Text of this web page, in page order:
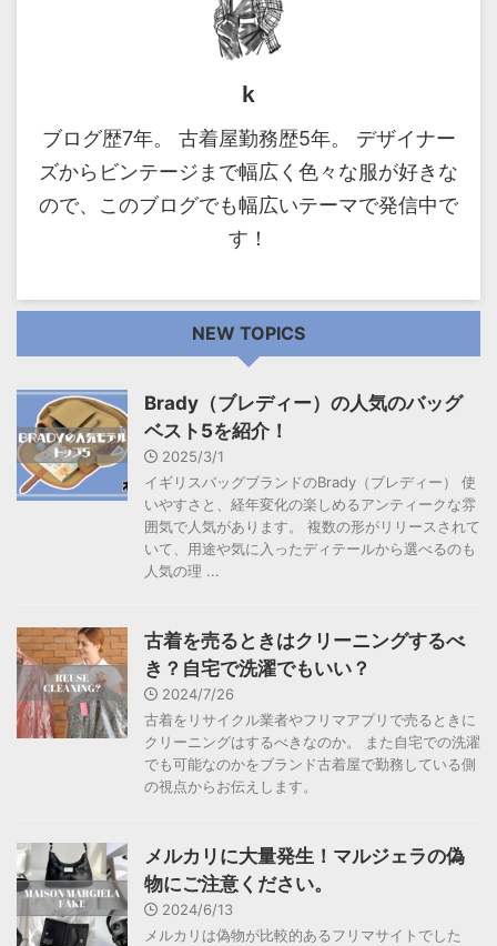
k
ブログ歴7年。 古着屋勤務歴5年。 デザイナー
ズからビンテージまで幅広く色々な服が好きな
ので、このブログでも幅広いテーマで発信中で
す！
NEW TOPICS
Brady（ブレディー）の人気のバッグ
ベスト5を紹介！
2025/3/1
イギリスバッグブランドのBrady（ブレディー） 使
いやすさと、経年変化の楽しめるアンティークな雰
囲気で人気があります。 複数の形がリリースされて
いて、用途や気に入ったディテールから選べるのも
人気の理 ...
古着を売るときはクリーニングするべ
き？自宅で洗濯でもいい？
2024/7/26
古着をリサイクル業者やフリマアプリで売るときに
クリーニングはするべきなのか。 また自宅での洗濯
でも可能なのかをブランド古着屋で勤務している側
の視点からお伝えします。
メルカリに大量発生！マルジェラの偽
物にご注意ください。
2024/6/13
メルカリは偽物が比較的あるフリマサイトでした